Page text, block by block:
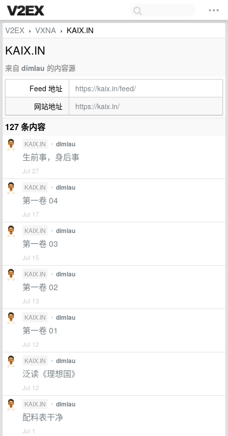
V2EX › VXNA › KAIX.IN
KAIX.IN
来自 dimlau 的内容源
Feed 地址
https://kaix.in/feed/
网站地址
https://kaix.in/
127 条内容
KAIX.IN • dimlau
生前事，身后事
Jul 27
KAIX.IN
• dimlau
第一卷 04
Jul 17
KAIX.IN
• dimlau
第一卷 03
Jul 15
KAIX.IN
• dimlau
第一卷 02
Jul 13
KAIX.IN
• dimlau
第一卷 01
Jul 12
KAIX.IN
• dimlau
泛读《理想国》
Jul 12
KAIX.IN
• dimlau
配料表干净
Jul 1